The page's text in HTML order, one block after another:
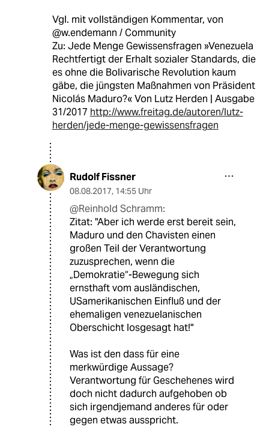
Vgl. mit vollständigen Kommentar, von
@w.endemann / Community
Zu: Jede Menge Gewissensfragen »Venezuela
Rechtfertigt der Erhalt sozialer Standards, die
es ohne die Bolivarische Revolution kaum
gäbe, die jüngsten Maßnahmen von Präsident
Nicolás Maduro?« Von Lutz Herden | Ausgabe
31/2017 http://www.freitag.de/autoren/lutz-
herden/jede-menge-gewissensfragen
Rudolf Fissner
08.08.2017, 14:55 Uhr
@Reinhold Schramm:
Zitat: "Aber ich werde erst bereit sein,
Maduro und den Chavisten einen
großen Teil der Verantwortung
zuzusprechen, wenn die
„Demokratie“-Bewegung sich
ernsthaft vom ausländischen,
USamerikanischen Einfluß und der
ehemaligen venezuelanischen
Oberschicht losgesagt hat!"
Was ist den dass für eine
merkwürdige Aussage?
Verantwortung für Geschehenes wird
doch nicht dadurch aufgehoben ob
sich irgendjemand anderes für oder
gegen etwas ausspricht.